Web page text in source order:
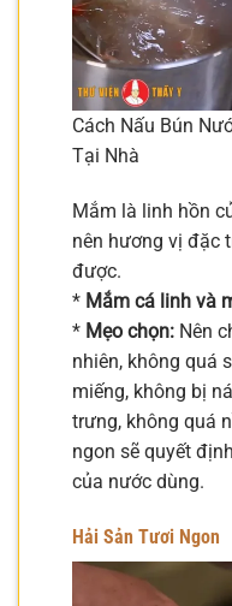
Cách Nấu Bún
Tại Nhà
Mắm là linh hồn
nên hương vị đặc
được.
* Mắm cá linh và
* Mẹo chọn: Nên
nhiên, không quá
miếng, không bị
trưng, không quá
ngon sẽ quyết
của nước dùng.
Hải Sản Tươi Ngon